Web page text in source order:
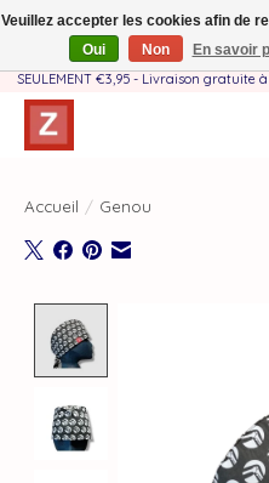
Fait à la main par une équipe mère-
SEULEMENT €3,95 - Livraison gratuite
Accueil / Genou
Veuillez accepter les cookies afin de
Oui
Non En savoir